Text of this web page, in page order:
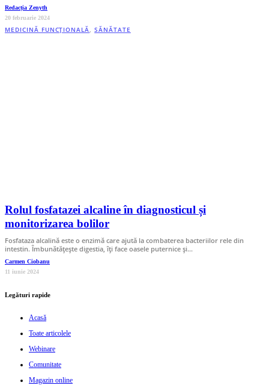
Redacția Zenyth
20 februarie 2024
MEDICINĂ FUNCȚIONALĂ ,SĂNĂTATE
Rolul fosfatazei alcaline în diagnosticul și
monitorizarea bolilor
Fosfataza alcalină este o enzimă care ajută la combaterea bacteriilor rele din
intestin. Îmbunătățește digestia, îți face oasele puternice și…
Carmen Ciobanu
11 iunie 2024
Legături rapide
Acasă
Toate articolele
Webinare
Comunitate
Magazin online